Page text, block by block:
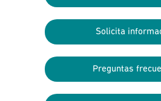
Solicita
Preguntas